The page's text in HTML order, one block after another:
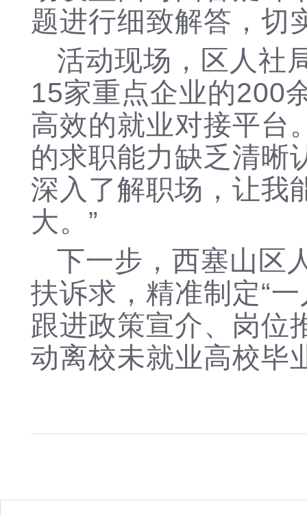
题进行细致解答，切
活动现场，区人社
15家重点企业的200
高效的就业对接平台
的求职能力缺乏清晰
深入了解职场，让我
大。”
下一步，西塞山区
扶诉求，精准制定“
跟进政策宣介、岗位
动离校未就业高校毕